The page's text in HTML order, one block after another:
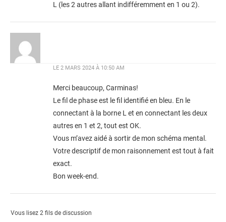
L (les 2 autres allant indifféremment en 1 ou 2).
LE 2 MARS 2024 À 10:50 AM
Merci beaucoup, Carminas!
Le fil de phase est le fil identifié en bleu. En le
connectant à la borne L et en connectant les deux
autres en 1 et 2, tout est OK.
Vous m’avez aidé à sortir de mon schéma mental.
Votre descriptif de mon raisonnement est tout à fait
exact.
Bon week-end.
Vous lisez 2 fils de discussion